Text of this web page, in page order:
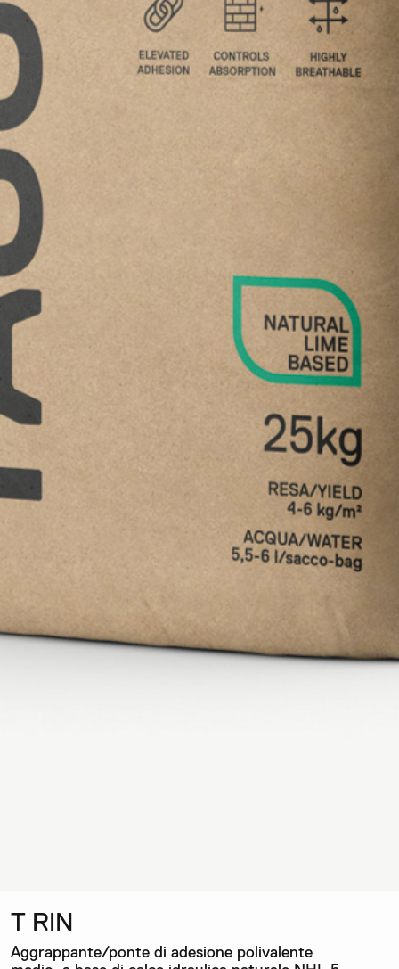
T RIN
Aggrappante/ponte di adesione polivalente